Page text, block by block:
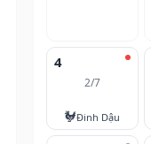
4
2/7
🐓Đinh Dậu